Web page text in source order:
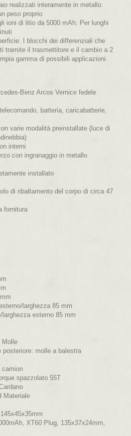
realizzati interamente in metallo:
peso proprio
ioni di litio da 5000 mAh: Per lunghi
I blocchi dei differenziali che
tramite il trasmettitore e il cambio a 2
gamma di possibili applicazioni
Benz Arcos Vernice fedele
batteria, caricabatterie,
varie modalità preinstallate (luce di
interni
con ingranaggio in metallo
installato
di ribaltamento del corpo di circa 47
fornitura
larghezza 85 mm
esterno 85 mm
Molle
molle a balestra
camion
spazzolato 55T
Materiale
XT60 Plug, 135x37x24mm,